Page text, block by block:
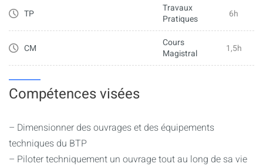
TP
Travaux
Pratiques
6h
CM
Cours
Magistral
1,5h
Compétences visées
– Dimensionner des ouvrages et des équipements
techniques du BTP
– Piloter techniquement un ouvrage tout au long de sa vie